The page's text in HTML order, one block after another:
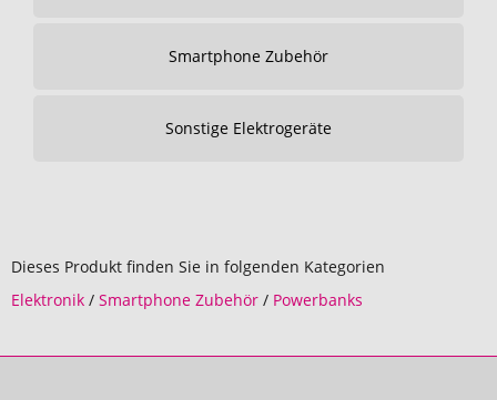
Smartphone Zubehör
Sonstige Elektrogeräte
Dieses Produkt finden Sie in folgenden Kategorien
Elektronik / Smartphone Zubehör / Powerbanks